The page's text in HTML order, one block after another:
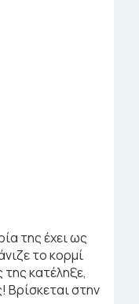
της έχει ως
το κορμί
κατέληξε,
Βρίσκεται στην